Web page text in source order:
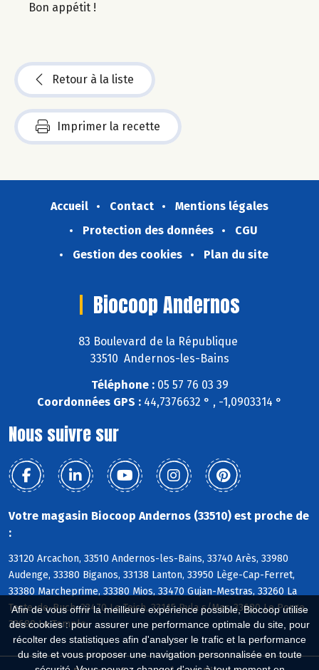
Afin de vous offrir la meilleure expérience possible, Biocoop utilise
des cookies : pour assurer une performance optimale du site, pour
récolter des statistiques afin d'analyser le trafic et la performance
du site et vous proposer une navigation personnalisée en toute
Bon appétit !
Retour à la liste
Imprimer la recette
Accueil Contact
Mentions légales
Protection des données
CGU
Gestion des cookies
Plan du site
Biocoop Andernos
83 Boulevard de la République
33510 Andernos-les-Bains
Téléphone :05 57 76 03 39
Coordonnées GPS : 44,7376632 ° , -1,0903314 °
Nous suivre sur
Votre magasin Biocoop Andernos (33510) est proche de
:
33120 Arcachon, 33510 Andernos-les-Bains, 33740 Arès, 33980
Audenge, 33380 Biganos, 33138 Lanton, 33950 Lège-Cap-Ferret,
33380 Marcheprime, 33380 Mios, 33470 Gujan-Mestras, 33260 La
Teste-de-Buch, 33470 Le Teich, 33115 Pyla s/Mer, 33680 Le Porge,
33680 Le Temple